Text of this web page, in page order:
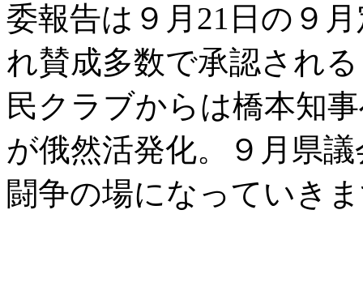
委報告は９月21日の９
れ賛成多数で承認され
民クラブからは橋本知
が俄然活発化。９月県
闘争の場になっていき